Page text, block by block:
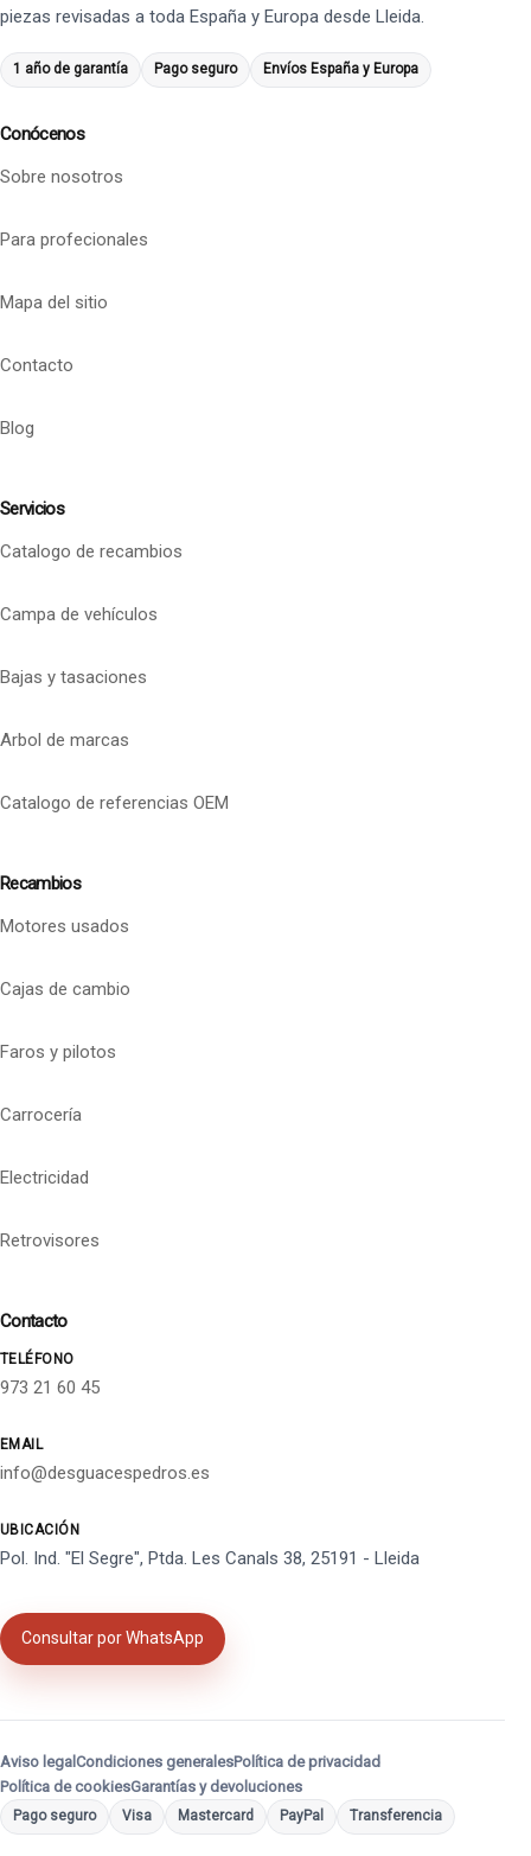
piezas revisadas a toda España y Europa desde Lleida.
1 año de garantía Pago seguro Envíos España y Europa
Conócenos
Sobre nosotros
Para profecionales
Mapa del sitio
Contacto
Blog
Servicios
Catalogo de recambios
Campa de vehículos
Bajas y tasaciones
Arbol de marcas
Catalogo de referencias OEM
Recambios
Motores usados
Cajas de cambio
Faros y pilotos
Carrocería
Electricidad
Retrovisores
Contacto
TELÉFONO
973 21 60 45
EMAIL
info@desguacespedros.es
UBICACIÓN
Pol. Ind. "El Segre", Ptda. Les Canals 38, 25191 - Lleida
Consultar por WhatsApp
Aviso legalCondiciones generalesPolítica de privacidad
Política de cookiesGarantías y devoluciones
Pago seguro Visa Mastercard PayPal Transferencia